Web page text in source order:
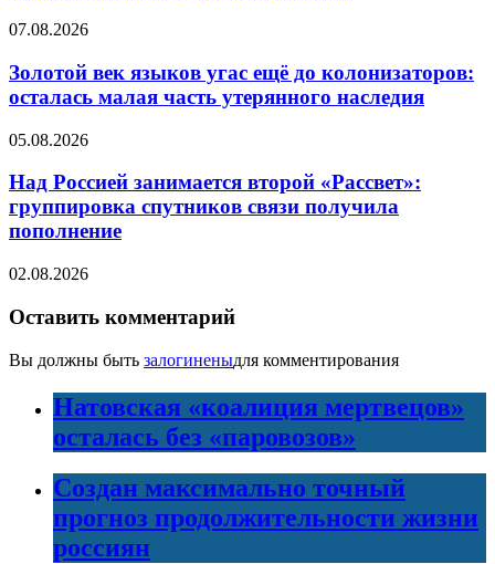
07.08.2026
Золотой век языков угас ещё до колонизаторов:
осталась малая часть утерянного наследия
05.08.2026
Над Россией занимается второй «Рассвет»:
группировка спутников связи получила
пополнение
02.08.2026
Оставить комментарий
Вы должны быть залогиненыдля комментирования
Натовская «коалиция мертвецов»
осталась без «паровозов»
Создан максимально точный
прогноз продолжительности жизни
россиян